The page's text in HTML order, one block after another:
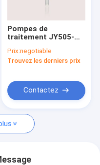
Pompes de
traitement JY505-
bouteilles de lotion
22/400
Prix:negotiable
Trouvez les derniers prix
Contactez